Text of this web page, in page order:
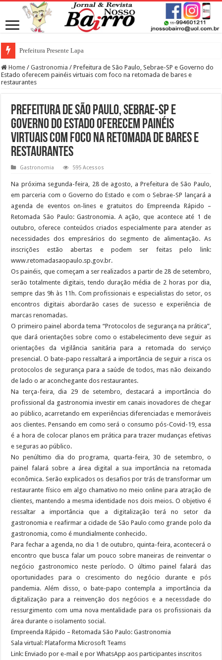
Prefeitura Presente Lapa
Home / Gastronomia / Prefeitura de São Paulo, Sebrae-SP e Governo do
Estado oferecem painéis virtuais com foco na retomada de bares e
restaurantes
Prefeitura de São Paulo, Sebrae-SP e
Governo do Estado oferecem painéis
virtuais com foco na retomada de bares e
restaurantes
Gastronomia 595 Acessos
Na próxima segunda-feira, 28 de agosto, a Prefeitura de São Paulo,
em parceria com o Governo do Estado e com o Sebrae-SP lançará a
agenda de eventos on-lines e gratuitos do Empreenda Rápido –
Retomada São Paulo: Gastronomia. A ação, que acontece até 1 de
outubro, oferece conteúdos criados especialmente para atender as
necessidades dos empresários do segmento de alimentação. As
inscrições estão abertas e podem ser feitas pelo link:
www.retomadasaopaulo.sp.gov.br.
Os painéis, que começam a ser realizados a partir de 28 de setembro,
serão totalmente digitais, tendo duração média de 2 horas por dia,
sempre das 9h às 11h. Com profissionais e especialistas do setor, os
encontros digitais abordarão cases de sucesso e experiência de
marcas renomadas.
O primeiro painel aborda tema “Protocolos de segurança na prática”,
que dará orientações sobre como o estabelecimento deve seguir as
orientações da vigilância sanitária para a retomada do serviço
presencial. O bate-papo ressaltará a importância de seguir a risca os
protocolos de segurança para a saúde de todos, mas não deixando
de lado o ar aconchegante dos restaurantes.
Na terça-feira, dia 29 de setembro, destacará a importância do
profissional da gastronomia investir em canais inovadores de chegar
ao público, acarretando em experiências diferenciadas e memoráveis
aos clientes. Pensando em como será o consumo pós-Covid-19, essa
é a hora de colocar planos em prática para trazer mudanças efetivas
e seguras ao público.
No penúltimo dia do programa, quarta-feira, 30 de setembro, o
painel falará sobre a área digital a sua importância na retomada
econômica. Serão explicados os desafios por trás de transformar um
restaurante físico em algo chamativo no meio online para atração de
clientes, mantendo a mesma identidade nos dois meios. O objetivo é
ressaltar a importância que a digitalização terá no setor da
gastronomia e reafirmar a cidade de São Paulo como grande polo da
gastronomia, como é mundialmente conhecido.
Para fechar a agenda, no dia 1 de outubro, quinta-feira, acontecerá o
encontro que busca falar um pouco sobre maneiras de reinventar o
negócio gastronomico neste período. O último painel falará das
oportunidades para o crescimento do negócio durante e pós
pandemia. Além disso, o bate-papo contempla a importância da
digitalização para a reinvenção dos negócios e a necessdade do
ressurgimento com uma nova mentalidade para os profissionais da
área durante o isolamento social.
Empreenda Rápido – Retomada São Paulo: Gastronomia
Sala virtual: Plataforma Microsoft Teams
Link: Enviado por e-mail e por WhatsApp aos participantes inscritos